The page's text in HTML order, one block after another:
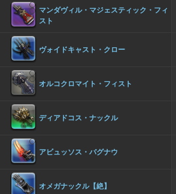
マンダヴィル・マジェスティック・フィ
スト
ヴォイドキャスト・クロー
オルコクロマイト・フィスト
ディアドコス・ナックル
アビュッソス・バグナウ
オメガナックル【絶】